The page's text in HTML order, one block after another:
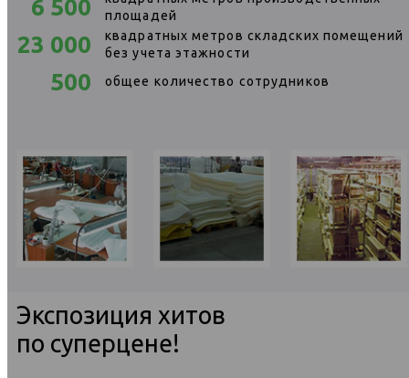
6 500
площадей
23 000
квадратных метров складских помещений
без учета этажности
500 общее количество сотрудников
Экспозиция хитов
по суперцене!